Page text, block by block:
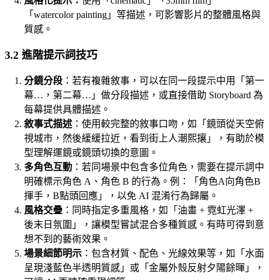
「watercolor painting」等描述，可影響影片的整體風格與
質感。
3.2 進階提示詞技巧
分鏡分段 ：若有複雜敘事，可以在同一段提示中用「第一
幕…，第二幕…」做分段描述，或直接借助 Storyboard 為
每幕提供具體描述。
敘事式描述 ：使用較完整的敘事口吻，如「鏡頭從天空俯
視城市，然後緩緩拉近，看到街上人潮熙攘」，有助於模
型理解運鏡或鏡頭切換的意圖。
多角色互動 ：若同場景中包含多位角色，需要在提示詞中
明確標示角色 A、角色 B 的行為。例：「角色A向角色B
揮手，B點頭回應」，以免 AI 混淆行為歸屬。
風格交疊 ：同時指定多重風格，如「油畫 + 霓虹光澤 +
後末日氛圍」，讓模型嘗試混合多種質感。有時可得到意
想不到的藝術效果。
場景細節明示 ：包含材質、配色、光線效果等，如「水面
呈現淺藍色半透明質感」或「金屬外殼反射夕陽餘暉」，